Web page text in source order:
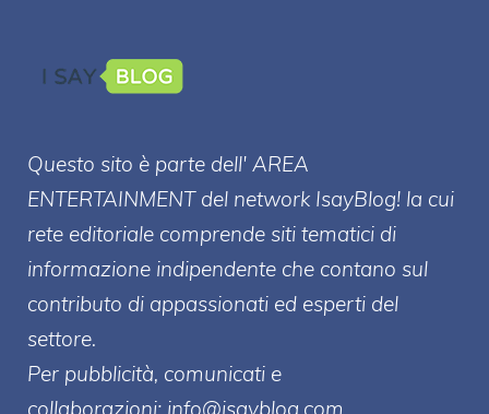
Questo sito è parte dell' AREA
ENTERTAINMENT del network IsayBlog! la cui
rete editoriale comprende siti tematici di
informazione indipendente che contano sul
contributo di appassionati ed esperti del
settore.
Per pubblicità, comunicati e
collaborazioni: info@isayblog.com